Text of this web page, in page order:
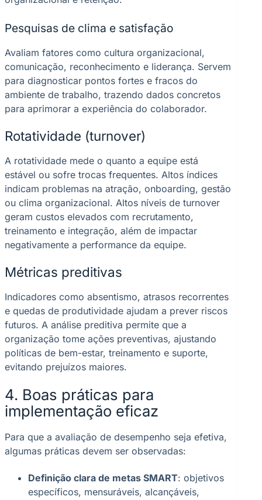
Pesquisas de clima e satisfação
Avaliam fatores como cultura organizacional,
comunicação, reconhecimento e liderança. Servem
para diagnosticar pontos fortes e fracos do
ambiente de trabalho, trazendo dados concretos
para aprimorar a experiência do colaborador.
Rotatividade (turnover)
A rotatividade mede o quanto a equipe está
estável ou sofre trocas frequentes. Altos índices
indicam problemas na atração, onboarding, gestão
ou clima organizacional. Altos níveis de turnover
geram custos elevados com recrutamento,
treinamento e integração, além de impactar
negativamente a performance da equipe.
Métricas preditivas
Indicadores como absentismo, atrasos recorrentes
e quedas de produtividade ajudam a prever riscos
futuros. A análise preditiva permite que a
organização tome ações preventivas, ajustando
políticas de bem-estar, treinamento e suporte,
evitando prejuízos maiores.
4. Boas práticas para
implementação eficaz
Para que a avaliação de desempenho seja efetiva,
algumas práticas devem ser observadas:
Definição clara de metas SMART: objetivos
específicos, mensuráveis, alcançáveis,